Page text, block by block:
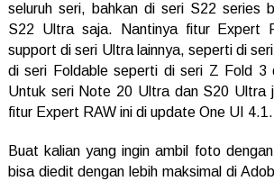
seluruh seri, bahkan di seri S22 series
S22 Ultra saja. Nantinya fitur Expert
support di seri Ultra lainnya, seperti di
di seri Foldable seperti di seri Z Fold 3
Untuk seri Note 20 Ultra dan S20 Ultra
fitur Expert RAW ini di update One UI 4.1.
Buat kalian yang ingin ambil foto
bisa diedit dengan lebih maksimal di